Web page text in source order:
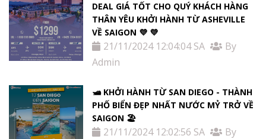
DEAL GIÁ TỐT CHO QUÝ KHÁCH HÀNG
THÂN YÊU KHỞI HÀNH TỪ ASHEVILLE
VỀ SAIGON 💜 💜
21/11/2024 12:04:04 SA
By
Admin
🛥️ KHỞI HÀNH TỪ SAN DIEGO - THÀNH
PHỐ BIỂN ĐẸP NHẤT NƯỚC MỶ TRỞ VỀ
SAIGON 🏖️
21/11/2024 12:02:56 SA
By